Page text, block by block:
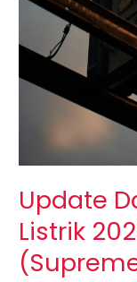
Update
Listrik